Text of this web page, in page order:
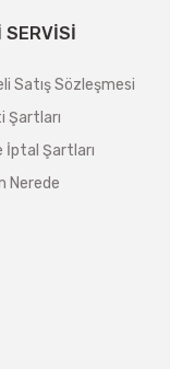
SERVİSİ
Satış Sözleşmesi
Şartları
İptal Şartları
Nerede